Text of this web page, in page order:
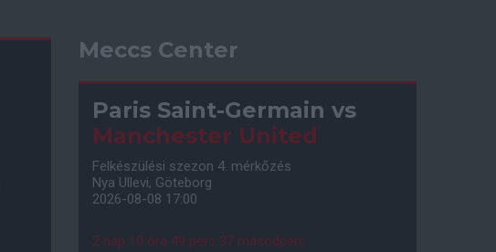
Meccs Center
Paris Saint-Germain vs
Manchester United
Felkészülési szezon 4. mérkőzés
Nya Ullevi, Göteborg
2026-08-08 17:00
2 nap 10 óra 49 perc 36 másodperc